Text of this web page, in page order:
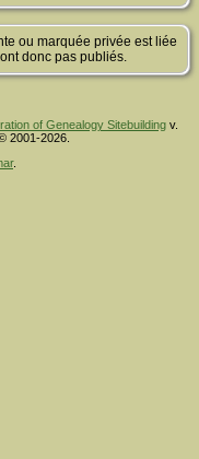
ou marquée privée est liée
donc pas publiés.
of Genealogy Sitebuildingv.
2001-2026.
.